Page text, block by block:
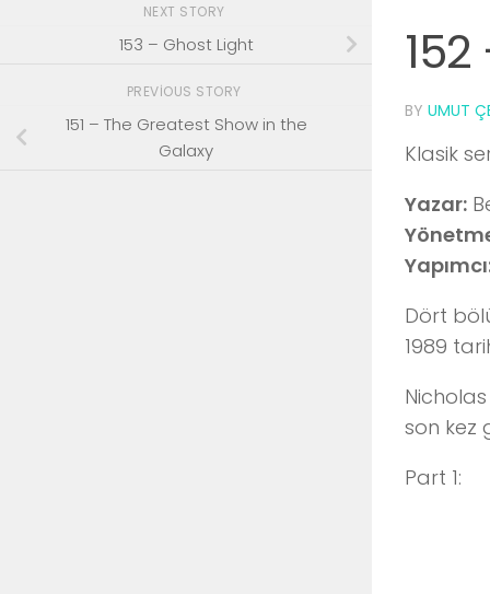
BY UMUT
Klasik
Yazar:
Dört
1989
son kez
Part 1:
NEXT STORY
153 – Ghost Light
PREVIOUS STORY
151 – The Greatest Show in the
Galaxy